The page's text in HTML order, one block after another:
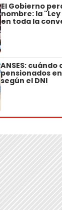
El Gobierno
nombre: la
en toda la
ANSES:
pensionados
según el DNI